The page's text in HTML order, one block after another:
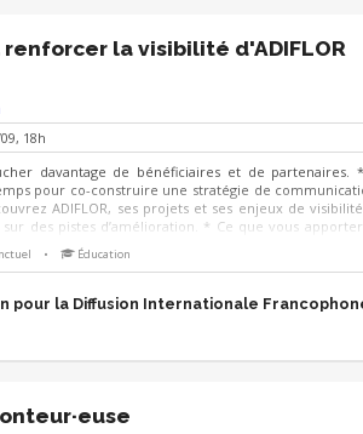
renforcer la visibilité d'ADIFLOR
18h
davantage de bénéficiaires et de
pour co-construire une stratégie de
ADIFLOR, ses projets et ses enjeux de
sur des pistes d’amélioration. * Ce que vous
à mieux communiquer. Ensemble, faisons
• Éducation
pour la Diffusion Internationale